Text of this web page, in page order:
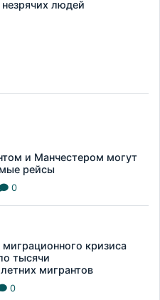
людей
и Манчестером могут
рейсы
0
кризиса
тысячи
мигрантов
0